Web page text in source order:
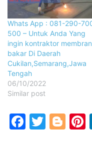
Whats App : 081-290-
500 – Untuk Anda Yang
ingin kontraktor membran
bakar Di Daerah
Cukilan,Semarang,Jawa
Tengah
06/10/2022
Similar post